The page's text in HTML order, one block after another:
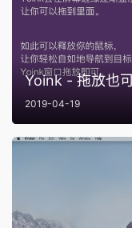
Yoink - 拖放也
2019-04-19